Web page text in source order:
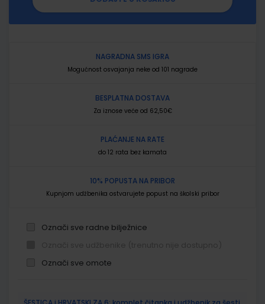
NAGRADNA SMS IGRA
Mogućnost osvajanja neke od 101 nagrade
BESPLATNA DOSTAVA
Za iznose veće od 62,50€
PLAĆANJE NA RATE
do 12 rata bez kamata
10% POPUSTA NA PRIBOR
Kupnjom udžbenika ostvarujete popust na školski pribor
Označi sve radne bilježnice
Označi sve omote